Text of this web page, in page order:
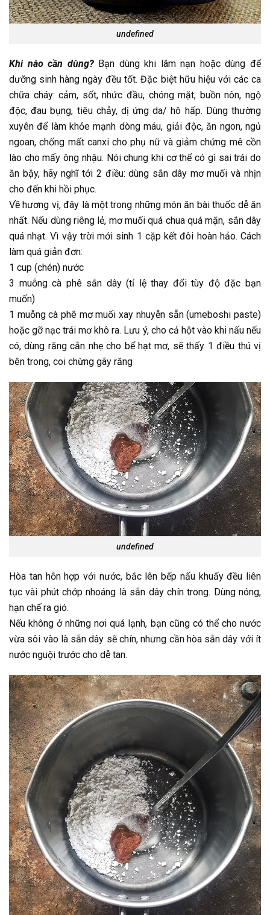
undefined
Khi nào cần dùng?Bạn dùng khi lâm nạn hoặc dùng để
dưỡng sinh hàng ngày đều tốt. Đặc biệt hữu hiệu với các ca
chữa cháy: cảm, sốt, nhức đầu, chóng mặt, buồn nôn, ngộ
độc, đau bụng, tiêu chảy, dị ứng da/ hô hấp. Dùng thường
xuyên để làm khỏe mạnh dòng máu, giải độc, ăn ngon, ngủ
ngoan, chống mất canxi cho phụ nữ và giảm chứng mê cồn
lào cho mấy ông nhậu. Nói chung khi cơ thể có gì sai trái do
ăn bậy, hãy nghĩ tới 2 điều: dùng sắn dây mơ muối và nhịn
cho đến khi hồi phục.
Về hương vị, đây là một trong những món ăn bài thuốc dễ ăn
nhất. Nếu dùng riêng lẻ, mơ muối quá chua quá mặn, sắn dây
quá nhạt. Vì vậy trời mới sinh 1 cặp kết đôi hoàn hảo. Cách
làm quá giản đơn:
1 cup (chén) nước
3 muỗng cà phê sắn dây (tỉ lệ thay đổi tùy độ đặc bạn
muốn)
1 muỗng cà phê mơ muối xay nhuyễn sẵn (umeboshi paste)
hoặc gỡ nạc trái mơ khô ra. Lưu ý, cho cả hột vào khi nấu nếu
có, dùng răng cắn nhẹ cho bể hạt mơ, sẽ thấy 1 điều thú vị
bên trong, coi chừng gãy răng
undefined
Hòa tan hỗn hợp với nước, bắc lên bếp nấu khuấy đều liên
tục vài phút chớp nhoáng là sắn dây chín trong. Dùng nóng,
hạn chế ra gió.
Nếu không ở những nơi quá lạnh, bạn cũng có thể cho nước
vừa sôi vào là sắn dây sẽ chín, nhưng cần hòa sắn dây với ít
nước nguội trước cho dễ tan.